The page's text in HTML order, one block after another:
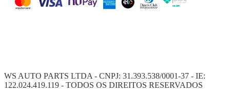
WS AUTO PARTS LTDA - CNPJ: 31.393.538/0001-37 - IE:
122.024.419.119 - TODOS OS DIREITOS RESERVADOS